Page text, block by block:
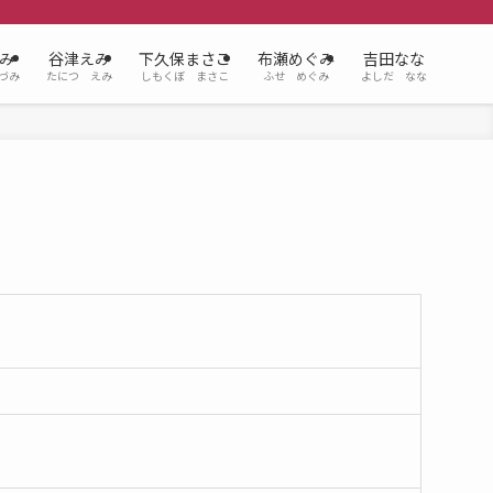
み
谷津えみ
たにつ えみ
下久保まさこ
しもくぼ まさこ
布瀬めぐみ
ふせ めぐみ
吉田なな
よしだ なな